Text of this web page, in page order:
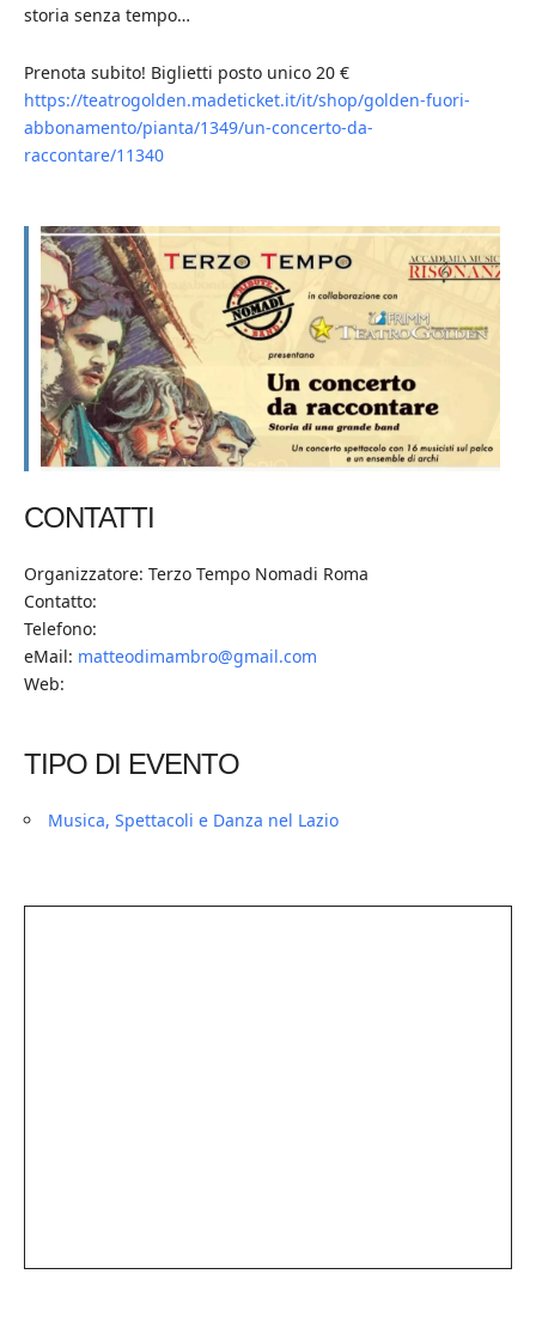
storia senza tempo…
Prenota subito! Biglietti posto unico 20 €
https://teatrogolden.madeticket.it/it/shop/golden-fuori-
abbonamento/pianta/1349/un-concerto-da-
raccontare/11340
CONTATTI
Organizzatore: Terzo Tempo Nomadi Roma
Contatto:
Telefono:
eMail: matteodimambro@gmail.com
Web:
TIPO DI EVENTO
Musica, Spettacoli e Danza nel Lazio